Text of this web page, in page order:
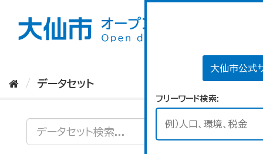
大仙市公式
フリーワード検索
データセット